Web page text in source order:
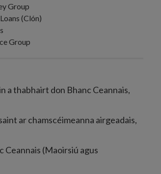
Group
(Clón)
Group
a thabhairt don Bhanc Ceannais,
ar chamscéimeanna airgeadais,
Ceannais (Maoirsiú agus